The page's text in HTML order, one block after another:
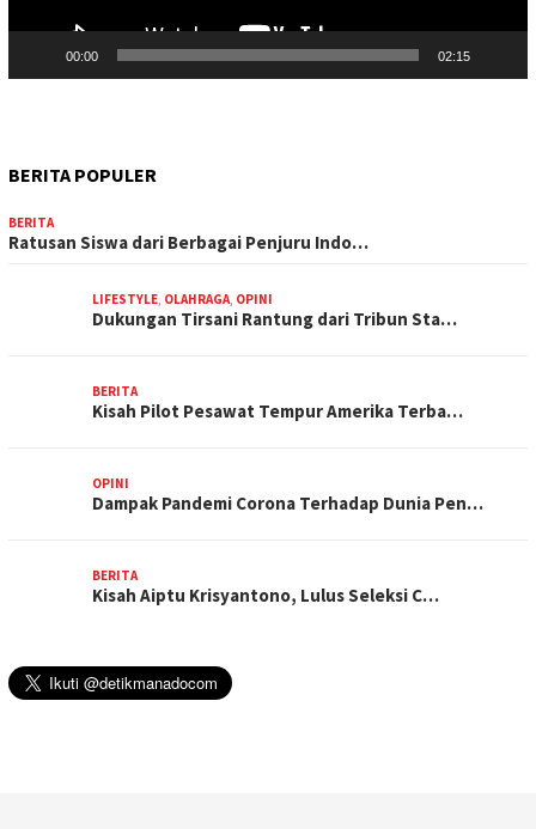
00:00 02:15
BERITA POPULER
BERITA
Ratusan Siswa dari Berbagai Penjuru Indo…
LIFESTYLE, OLAHRAGA, OPINI
Dukungan Tirsani Rantung dari Tribun Sta…
BERITA
Kisah Pilot Pesawat Tempur Amerika Terba…
OPINI
Dampak Pandemi Corona Terhadap Dunia Pen…
BERITA
Kisah Aiptu Krisyantono, Lulus Seleksi C…